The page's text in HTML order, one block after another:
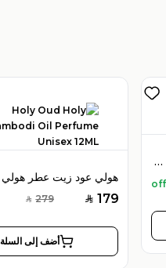
SAR 179
SAR 279
أضف إلى السلة
هولي عود زيت عطر هولي هند 12 مل للجنسين